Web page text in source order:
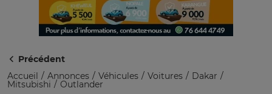
Précédent
Accueil
Annonces Véhicules Voitures Dakar
Mitsubishi Outlander